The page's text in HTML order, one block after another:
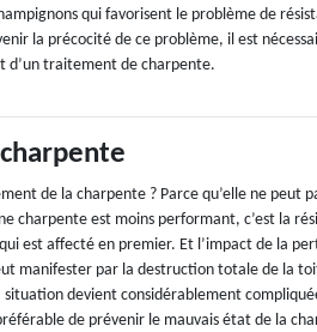
qui favorisent le problème de
la précocité de ce problème, il est
d’un traitement de charpente.
de la charpente ? Parce qu’elle ne peut
charpente est moins performant, c’est la
est affecté en premier. Et l’impact de la
manifester par la destruction totale de la
devient considérablement
de prévenir le mauvais état de la